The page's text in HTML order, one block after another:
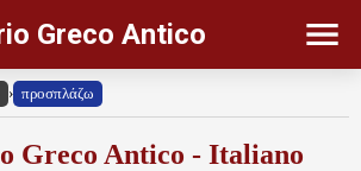
Greco Antico
› προσπλάζω
Greco Antico - Italiano